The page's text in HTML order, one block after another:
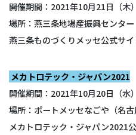
開催期間：2021年10月21日（木
場所：燕三条地場産振興センター
燕三条ものづくりメッセ公式サ
メカトロテック・ジャパン2021
開催期間：2021年10月20日（水
場所：ポートメッセなごや（名古
メカトロテック・ジャパン2021